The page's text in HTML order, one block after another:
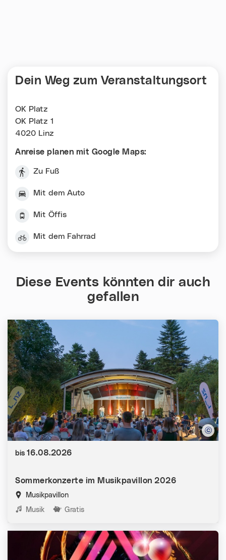
Dein Weg zum Veranstaltungsort
OK Platz
OK Platz 1
4020 Linz
Anreise planen mit Google Maps:
Zu Fuß
Mit dem Auto
Mit Öffis
Mit dem Fahrrad
Diese Events könnten dir auch
gefallen
Sommerkonzerte im Musikpavillon 2026
Musikpavillon
Kategorien:
Musik Gratis
Datum:
bis 16.08.2026